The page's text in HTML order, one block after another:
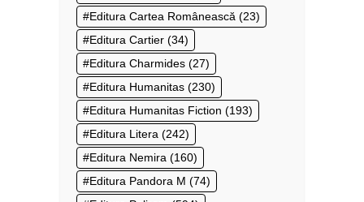
Editura Cartea Românească (23)
Editura Cartier (34)
Editura Charmides (27)
Editura Humanitas (230)
Editura Humanitas Fiction (193)
Editura Litera (242)
Editura Nemira (160)
Editura Pandora M (74)